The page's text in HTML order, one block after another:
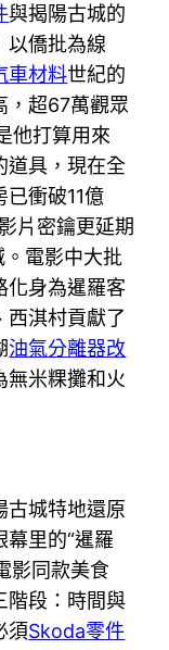
與揭陽古城的
以僑批為線
車材料世紀的
，超67萬觀眾
他打算用來
道具，現在全
已衝破11億
片密鑰更延期
電影中大批
化身為暹羅客
西淇村貢獻了
油氣分離器改
無米粿攤和火
古城特地還原
里的“暹羅
影同款美食
階段：時間與
須Skoda零件